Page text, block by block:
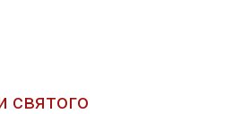
святого